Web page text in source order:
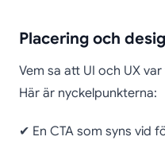
Placering och
Vem sa att UI och UX
Här är nyckelpunkterna:
✔ En CTA som syns vid